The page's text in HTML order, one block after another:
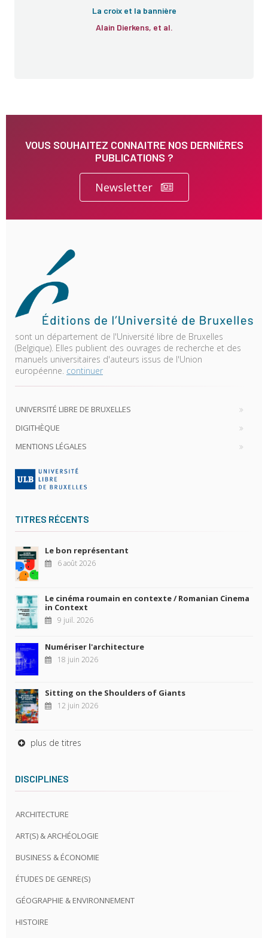
La croix et la bannière
Alain Dierkens, et al.
VOUS SOUHAITEZ CONNAITRE NOS DERNIÈRES
PUBLICATIONS ?
Newsletter
sont un département de l'Université libre de Bruxelles
(Belgique). Elles publient des ouvrages de recherche et des
manuels universitaires d'auteurs issus de l'Union
européenne. continuer
UNIVERSITÉ LIBRE DE BRUXELLES
DIGITHÈQUE
MENTIONS LÉGALES
TITRES RÉCENTS
Le bon représentant
6 août 2026
Le cinéma roumain en contexte / Romanian Cinema
in Context
9 juil. 2026
Numériser l'architecture
18 juin 2026
Sitting on the Shoulders of Giants
12 juin 2026
plus de titres
DISCIPLINES
ARCHITECTURE
ART(S) & ARCHÉOLOGIE
BUSINESS & ÉCONOMIE
ÉTUDES DE GENRE(S)
GÉOGRAPHIE & ENVIRONNEMENT
HISTOIRE